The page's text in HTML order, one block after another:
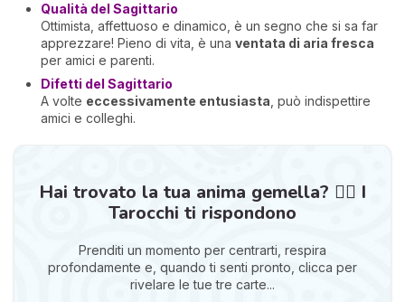
Qualità del Sagittario
Ottimista, affettuoso e dinamico, è un segno che si sa far
apprezzare! Pieno di vita, è una ventata di aria fresca
per amici e parenti.
Difetti del Sagittario
A volte eccessivamente entusiasta, può indispettire
amici e colleghi.
Hai trovato la tua anima gemella? ❤️‍🔥 I
Tarocchi ti rispondono
Prenditi un momento per centrarti, respira
profondamente e, quando ti senti pronto, clicca per
rivelare le tue tre carte...